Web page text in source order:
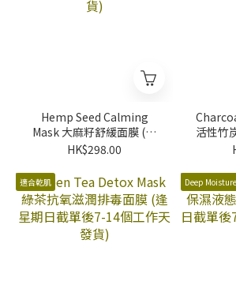
Hemp Seed Calming
Mask 大麻籽舒緩面膜 (逢
星期日截單後7-14個工作
HK$298.00
活性竹
星期
適合乾肌 Deep Moisture